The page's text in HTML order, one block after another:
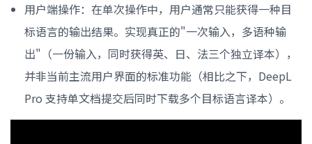
用户端操作：在单次操作中，用户通常只能获得一种目
标语言的输出结果。实现真正的"一次输入，多语种输
出"（一份输入，同时获得英、日、法三个独立译本），
并非当前主流用户界面的标准功能（相比之下，DeepL
Pro 支持单文档提交后同时下载多个目标语言译本）。